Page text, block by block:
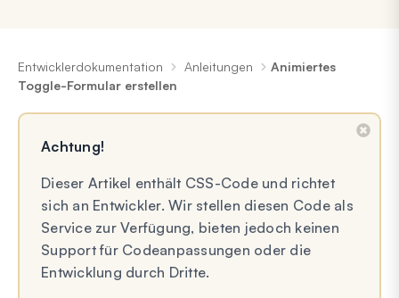
Entwicklerdokumentation Anleitungen
Animiertes
Toggle-Formular erstellen
Achtung!
Dieser Artikel enthält CSS-Code und richtet
sich an Entwickler. Wir stellen diesen Code als
Service zur Verfügung, bieten jedoch keinen
Support für Codeanpassungen oder die
Entwicklung durch Dritte.